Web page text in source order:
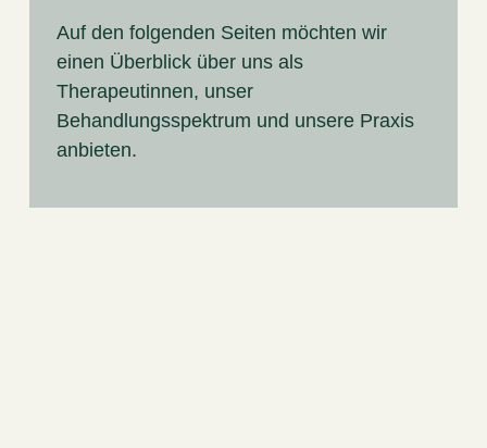
Auf den folgenden Seiten möchten wir
einen Überblick über uns als
Therapeutinnen, unser
Behandlungsspektrum und unsere Praxis
anbieten.